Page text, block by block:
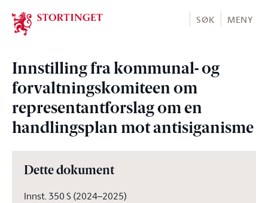
Stortinget.no
SØK MENY
Innstilling fra kommunal- og
forvaltningskomiteen om
representantforslag om en
handlingsplan mot antisiganisme
Dette dokument
Innst. 350 S (2024–2025)